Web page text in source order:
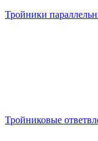
Тройники
Тройниковые